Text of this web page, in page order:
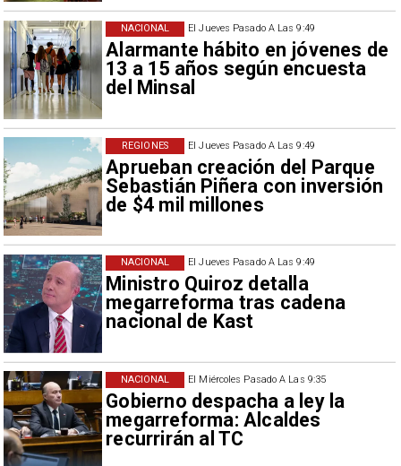
El Jueves Pasado A Las 9:49
Alarmante hábito en jóvenes de
13 a 15 años según encuesta
del Minsal
NACIONAL
El Jueves Pasado A Las 9:49
Aprueban creación del Parque
Sebastián Piñera con inversión
de $4 mil millones
REGIONES
El Jueves Pasado A Las 9:49
Ministro Quiroz detalla
megarreforma tras cadena
nacional de Kast
NACIONAL
El Miércoles Pasado A Las 9:35
Gobierno despacha a ley la
megarreforma: Alcaldes
recurrirán al TC
NACIONAL